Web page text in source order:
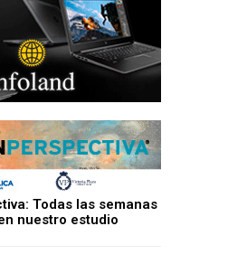
Todas las semanas
nuestro estudio